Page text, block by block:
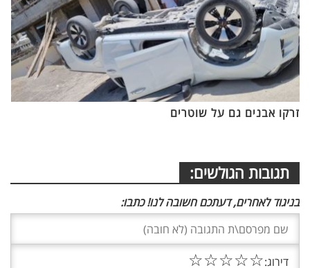
זרקו אבנים גם על שוטרים
תגובות הגולשים:
בניגוד לאחרים, דעתכם חשובה לנו! כתבו:
דירוג:☆
☆
☆
☆
☆